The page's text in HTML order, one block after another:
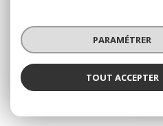
Admin
Mentions
PARAMÉTRER
TOUT ACCEPTER